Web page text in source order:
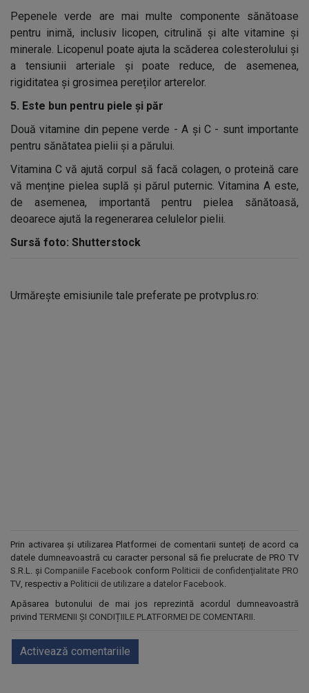
Pepenele verde are mai multe componente sănătoase
pentru inimă, inclusiv licopen, citrulină și alte vitamine și
minerale. Licopenul poate ajuta la scăderea colesterolului și
a tensiunii arteriale și poate reduce, de asemenea,
rigiditatea și grosimea pereților arterelor.
5. Este bun pentru piele și păr
Două vitamine din pepene verde - A și C - sunt importante
pentru sănătatea pielii și a părului.
Vitamina C vă ajută corpul să facă colagen, o proteină care
vă menține pielea suplă și părul puternic. Vitamina A este,
de asemenea, importantă pentru pielea sănătoasă,
deoarece ajută la regenerarea celulelor pielii.
Sursă foto: Shutterstock
Urmărește emisiunile tale preferate pe protvplus.ro:
Prin activarea și utilizarea Platformei de comentarii sunteți de acord ca
datele dumneavoastră cu caracter personal să fie prelucrate de PRO TV
S.R.L. și Companiile Facebook conform Politicii de confidențialitate PRO
TV, respectiv a Politicii de utilizare a datelor Facebook.
Apăsarea butonului de mai jos reprezintă acordul dumneavoastră
privind TERMENII ȘI CONDIȚIILE PLATFORMEI DE COMENTARII.
Activează comentariile